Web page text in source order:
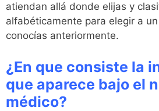
atiendan allá donde elijas y
alfabéticamente para elegir a
conocías anteriormente.
¿En que consiste la
que aparece bajo el
médico?